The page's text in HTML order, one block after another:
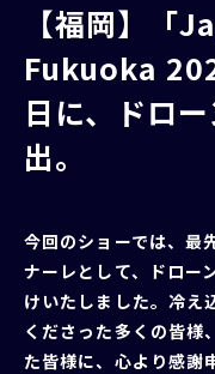
【福岡】
Fukuoka
日に、ドロ
出。
今回のショーでは、最
ナーレとして、ドロー
けいたしました。冷え
くださった多くの皆様
た皆様に、心より感謝